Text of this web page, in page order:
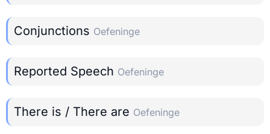
Conjunctions Oefeninge
Reported Speech Oefeninge
There is / There are Oefeninge